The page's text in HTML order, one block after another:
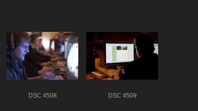
DSC 4508 DSC 4509